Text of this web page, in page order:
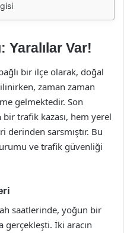
Yaralılar Var!
bir ilçe olarak, doğal
zaman zaman
gelmektedir. Son
bir trafik kazası, hem yerel
derinden sarsmıştır. Bu
ve trafik güvenliği
saatlerinde, yoğun bir
gerçekleşti. İki aracın